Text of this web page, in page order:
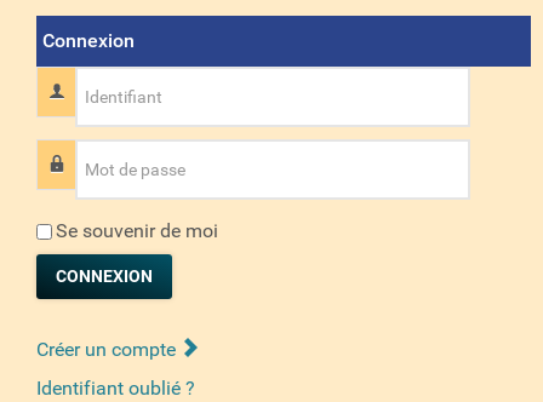
Connexion
Identifiant
Mot de passe
Se souvenir de moi
CONNEXION
Créer un compte
Identifiant oublié ?